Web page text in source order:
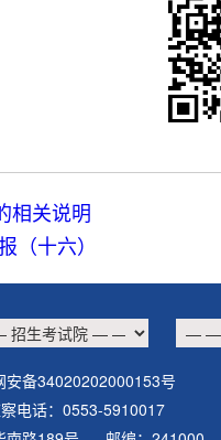
相关说明
（十六）
备34020202000153号
电话：0553-5910017